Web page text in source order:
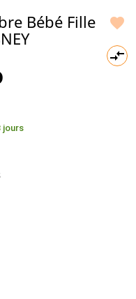


Bébé Fille
jours